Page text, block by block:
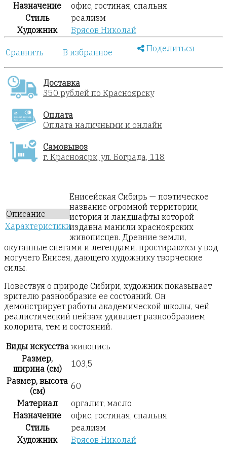
Назначение
офис, гостиная, спальня
Стиль
реализм
Художник
Врясов Николай
Сравнить В избранное Поделиться
Доставка
350 рублей по Красноярску
Оплата
Оплата наличными и онлайн
Самовывоз
г. Красноясрк, ул. Бограда, 118
Описание
Характеристики
Енисейская Сибирь — поэтическое
название огромной территории,
история и ландшафты которой
издавна манили красноярских
живописцев. Древние земли,
окутанные снегами и легендами, простираются у вод
могучего Енисея, дающего художнику творческие
силы.
Повествуя о природе Сибири, художник показывает
зрителю разнообразие ее состояний. Он
демонстрирует работы академической школы, чей
реалистический пейзаж удивляет разнообразием
колорита, тем и состояний.
Виды искусства живопись
Размер,
ширина (см)
103,5
Размер, высота
(см)
60
Материал
оргалит, масло
Назначение
офис, гостиная, спальня
Стиль
реализм
Художник
Врясов Николай